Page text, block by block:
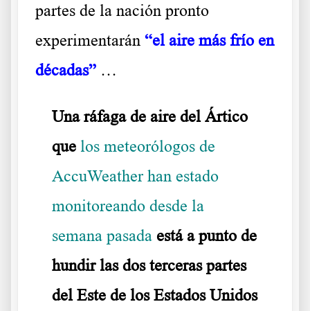
partes de la nación pronto
experimentarán “el aire más frío en
décadas” …
Una ráfaga de aire del Ártico
que los meteorólogos de
AccuWeather han estado
monitoreando desde la
semana pasada está a punto de
hundir las dos terceras partes
del Este de los Estados Unidos